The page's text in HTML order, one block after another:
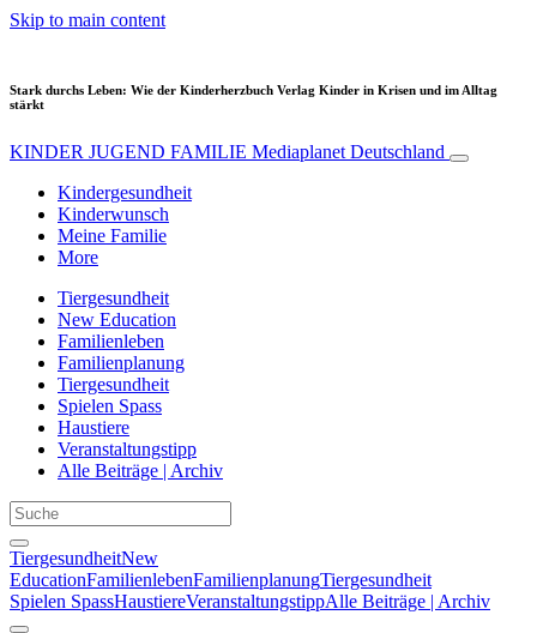
Skip to main content
Stark durchs Leben: Wie der Kinderherzbuch Verlag Kinder in Krisen und im Alltag
stärkt
KINDER JUGEND FAMILIE Mediaplanet Deutschland
Kindergesundheit
Kinderwunsch
Meine Familie
More
Tiergesundheit
New Education
Familienleben
Familienplanung
Tiergesundheit
Spielen Spass
Haustiere
Veranstaltungstipp
Alle Beiträge | Archiv
TiergesundheitNew
EducationFamilienlebenFamilienplanungTiergesundheit
Spielen SpassHaustiereVeranstaltungstippAlle Beiträge | Archiv